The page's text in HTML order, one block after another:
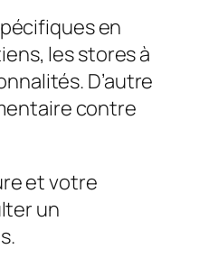
en
les stores à
D’autre
contre
et votre
un